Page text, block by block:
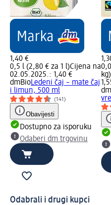
1,40 €
0,5 l (2,80 € za 1 l)Cijena na
02.05.2025.: 1,40 €
dmBioLedeni čaj – mate čaj
i limun, 500 ml
(141)
Obavijesti
Dostupno za isporuku
Odaberi dm trgovinu
kg)
Odabrali i drugi kupci